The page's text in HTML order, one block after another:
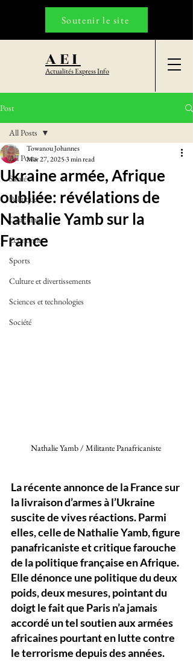
AEI
Actualités Express Info
Soutenir le site
Post
All Posts
Santé
Politique
Coaching
Economie
Sports
Culture et divertissements
Sciences et technologies
Société
All Posts
Ukraine armée, Afrique
oubliée: révélations de
Nathalie Yamb sur la
France
Towanou Johannes
Mar 27, 20253 min read
Nathalie Yamb / Militante Panafricaniste
La récente annonce de la France sur
la livraison d’armes à l’Ukraine
suscite de vives réactions. Parmi
elles, celle de Nathalie Yamb, figure
panafricaniste et critique farouche
de la politique française en Afrique.
Elle dénonce une politique du deux
poids, deux mesures, pointant du
doigt le fait que Paris n’a jamais
accordé un tel soutien aux armées
africaines pourtant en lutte contre
le terrorisme depuis des années.